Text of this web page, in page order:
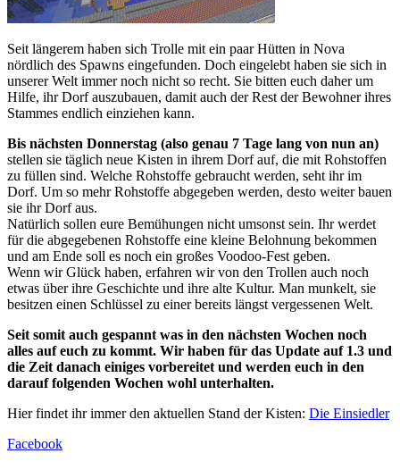
Seit längerem haben sich Trolle mit ein paar Hütten in Nova
nördlich des Spawns eingefunden. Doch eingelebt haben sie sich in
unserer Welt immer noch nicht so recht. Sie bitten euch daher um
Hilfe, ihr Dorf auszubauen, damit auch der Rest der Bewohner ihres
Stammes endlich einziehen kann.
Bis nächsten Donnerstag (also genau 7 Tage lang von nun an)
stellen sie täglich neue Kisten in ihrem Dorf auf, die mit Rohstoffen
zu füllen sind. Welche Rohstoffe gebraucht werden, seht ihr im
Dorf. Um so mehr Rohstoffe abgegeben werden, desto weiter bauen
sie ihr Dorf aus.
Natürlich sollen eure Bemühungen nicht umsonst sein. Ihr werdet
für die abgegebenen Rohstoffe eine kleine Belohnung bekommen
und am Ende soll es noch ein großes Voodoo-Fest geben.
Wenn wir Glück haben, erfahren wir von den Trollen auch noch
etwas über ihre Geschichte und ihre alte Kultur. Man munkelt, sie
besitzen einen Schlüssel zu einer bereits längst vergessenen Welt.
Seit somit auch gespannt was in den nächsten Wochen noch
alles auf euch zu kommt. Wir haben für das Update auf 1.3 und
die Zeit danach einiges vorbereitet und werden euch in den
darauf folgenden Wochen wohl unterhalten.
Hier findet ihr immer den aktuellen Stand der Kisten: Die Einsiedler
Facebook